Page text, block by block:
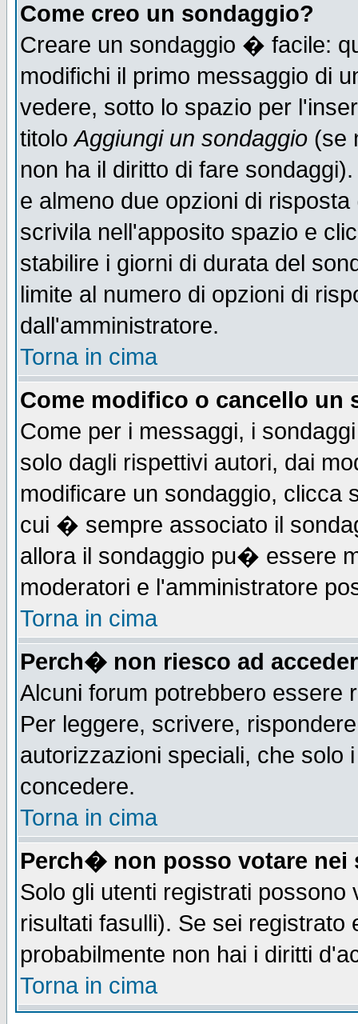
Come creo un sondaggio?
Creare un sondaggio � facile:
modifichi il primo messaggio di
vedere, sotto lo spazio per
titoloAggiungi un sondaggio (se
non ha il diritto di fare
e almeno due opzioni di
scrivila nell'apposito spazio e
stabilire i giorni di durata del
limite al numero di opzioni di
dall'amministratore.
Torna in cima
Come modifico o cancello un
Come per i messaggi, i
solo dagli rispettivi autori, dai
modificare un sondaggio, clicca
cui � sempre associato il
allora il sondaggio pu� essere
moderatori e l'amministratore
Torna in cima
Perch� non riesco ad
Alcuni forum potrebbero essere
Per leggere, scrivere,
autorizzazioni speciali, che solo
concedere.
Torna in cima
Perch� non posso votare nei
Solo gli utenti registrati
risultati fasulli). Se sei
probabilmente non hai i diritti
Torna in cima